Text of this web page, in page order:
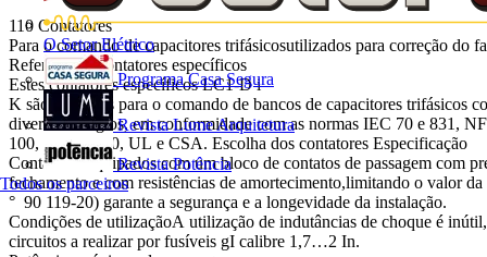
O Setor Elétrico
Programa Casa Segura
Revista Lume Arquitetura
Revista Potência
Todos os parceiros
110 Contatores
Para o comando de capacitores trifásicosutilizados para correção do
Referências Contatores específicos
Estes contatores específicos LC1-D i
K são previstos para o comando de bancos de capacitores trifásicos
diversos estágios, em conformidade com as normas IEC 70 e 831,
100, VDE 0560, UL e CSA. Escolha dos contatores Especificação
Contatores equipados com um bloco de contatos de passagem com
fechamento e com resistências de amortecimento,limitando o valor
° 90 119-20) garante a segurança e a longevidade da instalação.
Condições de utilizaçãoA utilização de indutâncias de choque é
circuitos a realizar por fusíveis gI calibre 1,7…2 In.